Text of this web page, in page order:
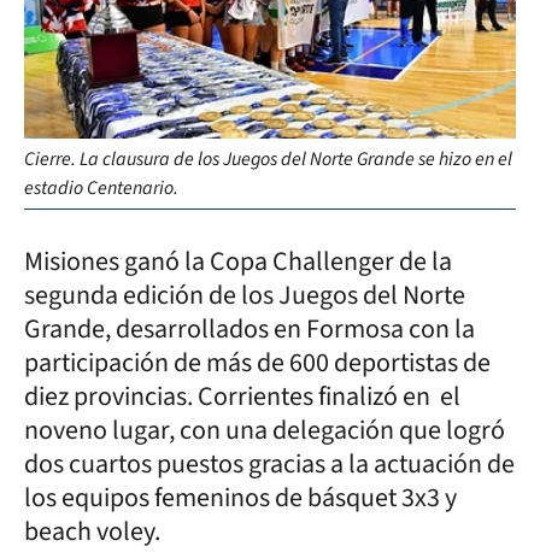
Cierre. La clausura de los Juegos del Norte Grande se hizo en el
estadio Centenario.
Misiones ganó la Copa Challenger de la
segunda edición de los Juegos del Norte
Grande, desarrollados en Formosa con la
participación de más de 600 deportistas de
diez provincias. Corrientes finalizó en el
noveno lugar, con una delegación que logró
dos cuartos puestos gracias a la actuación de
los equipos femeninos de básquet 3x3 y
beach voley.